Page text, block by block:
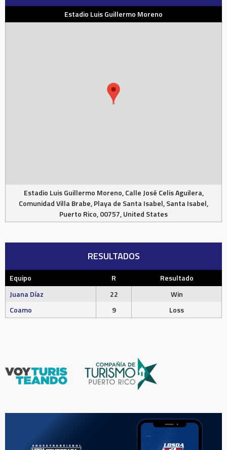
Estadio Luis Guillermo Moreno
Estadio Luis Guillermo Moreno, Calle José Celis Aguilera,
Comunidad Villa Brabe, Playa de Santa Isabel, Santa Isabel,
Puerto Rico, 00757, United States
RESULTADOS
Equipo R
Resultado
Juana Díaz
22
Win
Coamo
9 Loss